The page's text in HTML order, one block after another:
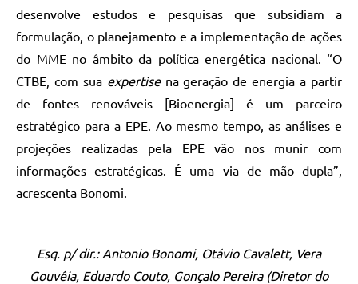
desenvolve estudos e pesquisas que subsidiam a
formulação, o planejamento e a implementação de ações
do MME no âmbito da política energética nacional. “O
CTBE, com sua expertisena geração de energia a partir
de fontes renováveis [Bioenergia] é um parceiro
estratégico para a EPE. Ao mesmo tempo, as análises e
projeções realizadas pela EPE vão nos munir com
informações estratégicas. É uma via de mão dupla”,
acrescenta Bonomi.
Esq. p/ dir.: Antonio Bonomi, Otávio Cavalett, Vera
Gouvêia, Eduardo Couto, Gonçalo Pereira (Diretor do